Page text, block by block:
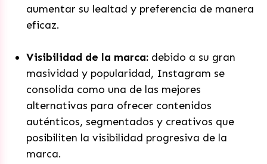
aumentar su lealtad y preferencia de manera
eficaz.
Visibilidad de la marca: debido a su gran
masividad y popularidad, Instagram se
consolida como una de las mejores
alternativas para ofrecer contenidos
auténticos, segmentados y creativos que
posibiliten la visibilidad progresiva de la
marca.